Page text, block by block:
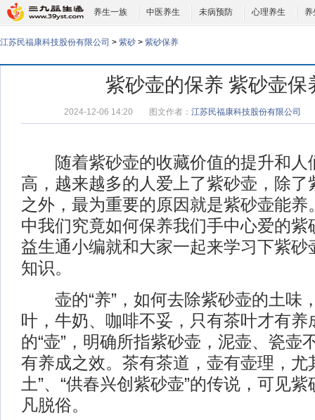
养生一族 中医养生 未病预防 心理养生 养
江苏民福康科技股份有限公司 > 紫砂 > 紫砂保养
紫砂壶的保养 紫砂壶保
2024-12-06 14:20 图文作者： 江苏民福康科技股份有限公司
随着紫砂壶的收藏价值的提升和人
高，越来越多的人爱上了紫砂壶，除了
之外，最为重要的原因就是紫砂壶能养
中我们究竟如何保养我们手中心爱的紫
益生通小编就和大家一起来学习下紫砂
知识。
壶的“养”，如何去除紫砂壶的土味
叶，牛奶、咖啡不妥，只有茶叶才有养
的“壶”，明确所指紫砂壶，泥壶、瓷壶
有养成之效。茶有茶道，壶有壶理，尤
土”、“供春兴创紫砂壶”的传说，可见
凡脱俗。